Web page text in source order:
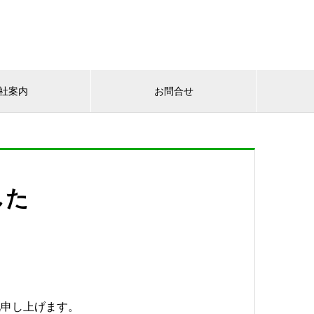
案内 お問合せ
し上げます。